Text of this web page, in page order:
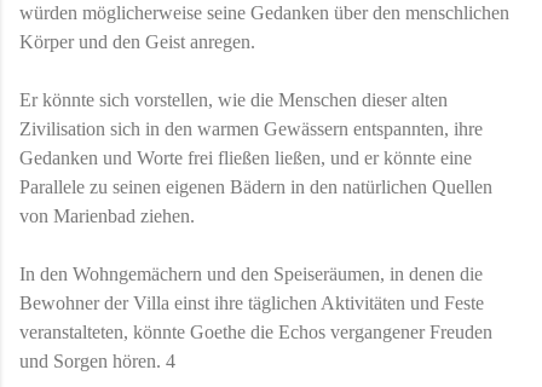
würden möglicherweise seine Gedanken über den menschlichen
Körper und den Geist anregen.
Er könnte sich vorstellen, wie die Menschen dieser alten
Zivilisation sich in den warmen Gewässern entspannten, ihre
Gedanken und Worte frei fließen ließen, und er könnte eine
Parallele zu seinen eigenen Bädern in den natürlichen Quellen
von Marienbad ziehen.
In den Wohngemächern und den Speiseräumen, in denen die
Bewohner der Villa einst ihre täglichen Aktivitäten und Feste
veranstalteten, könnte Goethe die Echos vergangener Freuden
und Sorgen hören. 4